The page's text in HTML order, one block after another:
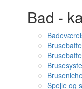
Bad -
Spejle og